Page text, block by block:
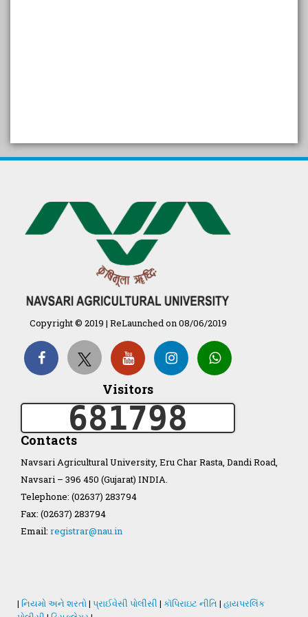
પ્રાકૃતિક કૃષિ (ખેતી)
गुणवत्ता युक्त कृषि-शिक्षा एक पहल" - भारतीय
कृषि अनुसंधान परिषद की 25वीं अखिल
भारतीय कृषि प्रवेश परीक्षा 2020
Organization Structure
ખેડુત માર્ગદર્શિકા
Accreditation Certificate
GAU Act 2004
Copyright © 2019 | ReLaunched on 08/06/2019
Visitors
681798
Contacts
Navsari Agricultural University, Eru Char Rasta, Dandi Road,
Navsari – 396 450 (Gujarat) INDIA.
Telephone: (02637) 283794
Fax: (02637) 283794
Email: registrar@nau.in
| નિયમો અને શરતો| પ્રાઈવેસી પોલીસી | કૉપિરાઇટ નીતિ | હાયપરલિંક